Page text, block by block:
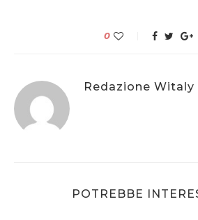
0
Redazione Witaly
POTREBBE